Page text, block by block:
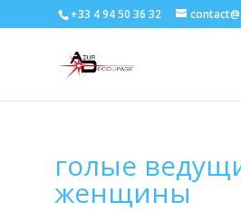
+33 4 94 50 36 32
голые
женщины